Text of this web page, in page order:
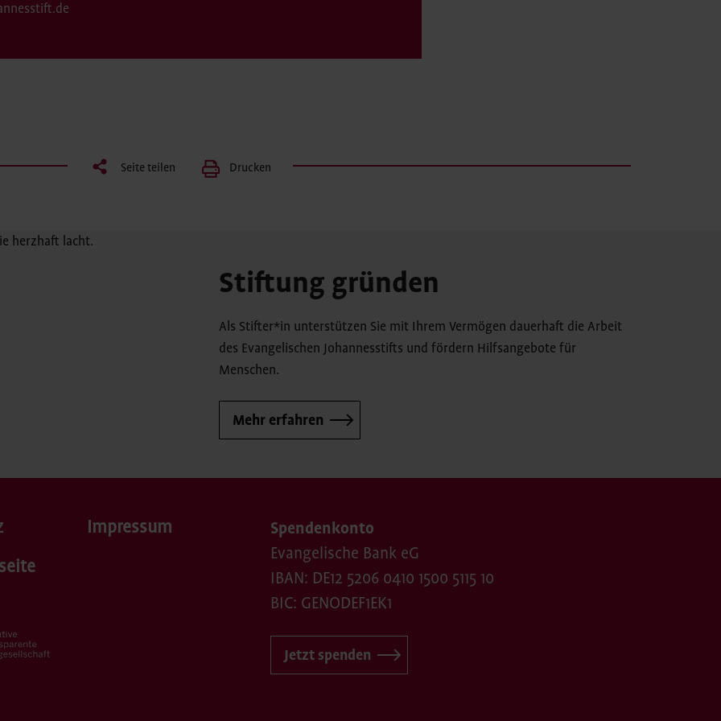
Seite teilen Drucken
Stiftung gründen
Als Stifter*in unterstützen Sie mit Ihrem Vermögen dauerhaft die Arbeit
des Evangelischen Johannesstifts und fördern Hilfsangebote für
Menschen.
Mehr erfahren
Impressum
Spendenkonto
Evangelische Bank eG
IBAN: DE12 5206 0410 1500 5115 10
BIC: GENODEF1EK1
Jetzt spenden